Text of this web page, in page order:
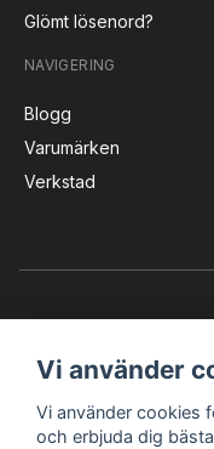
Glömt lösenord?
NAVIGERING
Blogg
Varumärken
Verkstad
Instagram
Vi använder
Vi använder cookies
och erbjuda dig